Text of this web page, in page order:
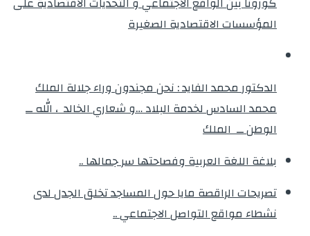
المؤسسات الاقتصادية الصغيرة
الدكتور محمد الفايد : نحن مجندون وراء جلالة الملك
محمد السادس لخدمة البلاد …و شعاري الخالد ، الله ــ
الوطن ــ الملك
بلاغة اللغة العربية وفصاحتها سر جمالها ..
تصريحات الراقصة مايا حول المساجد تخلق الجدل لدى
نشطاء مواقع التواصل الاجتماعي ..